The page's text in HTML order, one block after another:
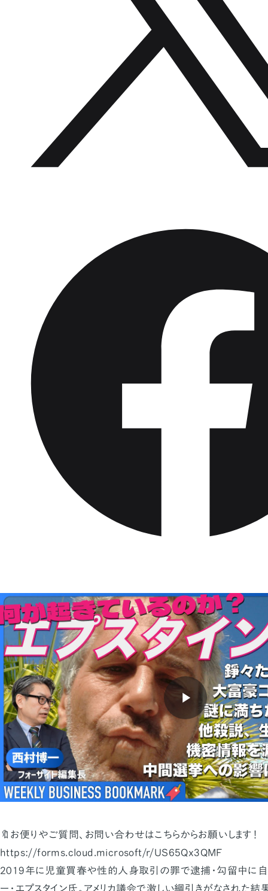
🔖お便りやご質問、お問い合わせはこちらからお願いします！
https://forms.cloud.microsoft/r/US65Qx3QMF
2019年に児童買春や性的人身取引の罪で逮捕・勾留中に自
ー・エプスタイン氏。アメリカ議会で激しい綱引きがなされた